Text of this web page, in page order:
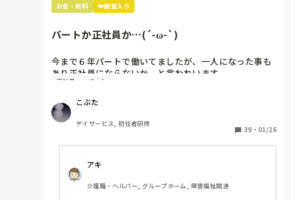
お金・給料 👑殿堂入り
パートか正社員か…(´-ω-`)
今まで６年パートで働いてましたが、一人になった事も
あり正社員にならないか、と言われいます。
保険の事とか考えると正社員になった方が良いのは分か
迷わず正社員になります！って言えない私がいます。そ
れぞれのメリットデメリットを考えてどうしたらいいで
しょうか？
正社員 パート
こぶた
デイサービス, 初任者研修
39 ・ 01/26
アキ
介護職・ヘルパー, グループホーム, 障害福祉関連